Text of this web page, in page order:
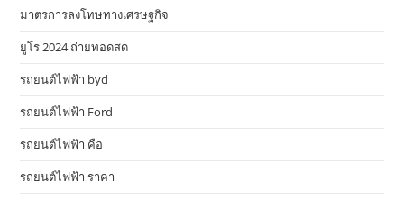
มาตรการลงโทษทางเศรษฐกิจ
ยูโร 2024 ถ่ายทอดสด
รถยนต์ไฟฟ้า byd
รถยนต์ไฟฟ้า Ford
รถยนต์ไฟฟ้า คือ
รถยนต์ไฟฟ้า ราคา